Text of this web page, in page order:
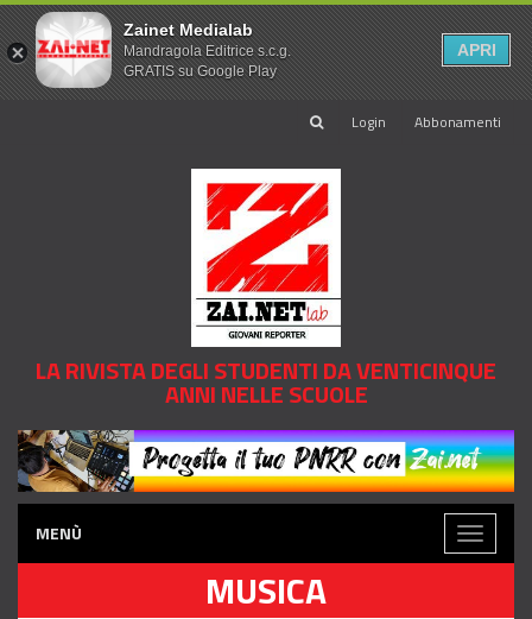
Login Abbonamenti
LA RIVISTA DEGLI STUDENTI DA VENTICINQUE
ANNI NELLE SCUOLE
MENÙ
Toggle
MUSICA
Zainet Medialab
Mandragola Editrice s.c.g.
GRATIS su Google Play
APRI